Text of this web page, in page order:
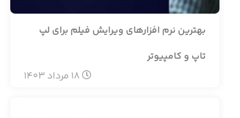
بهترین نرم افزارهای ویرایش فیلم برای لپ
تاپ و کامپیوتر
18 مرداد 1403